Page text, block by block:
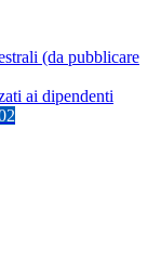
(da pubblicare
ai dipendenti